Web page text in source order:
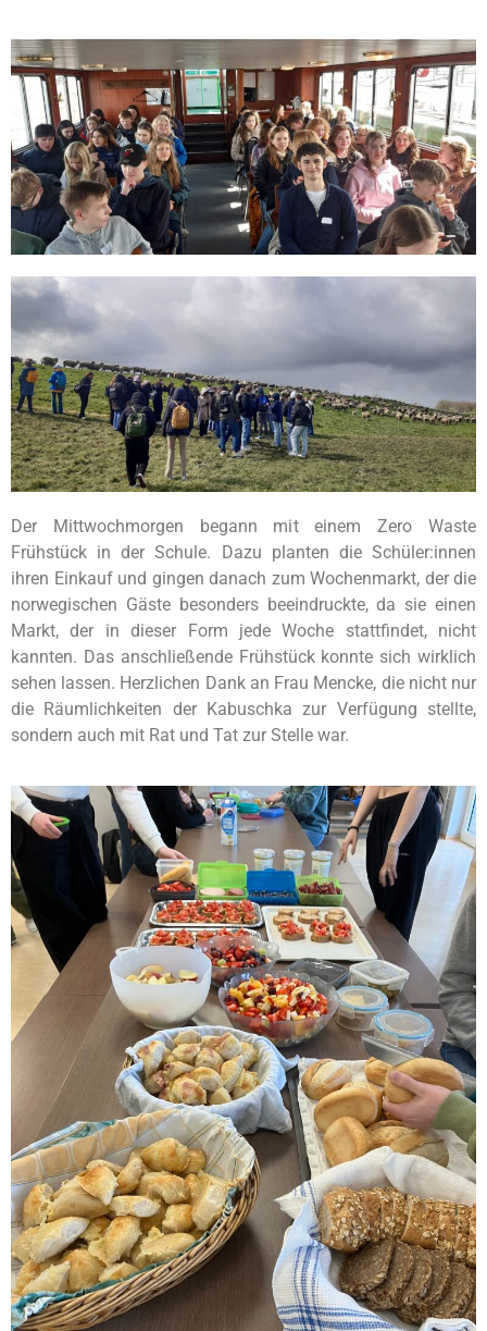
Der Mittwochmorgen begann mit einem Zero Waste
Frühstück in der Schule. Dazu planten die Schüler:innen
ihren Einkauf und gingen danach zum Wochenmarkt, der die
norwegischen Gäste besonders beeindruckte, da sie einen
Markt, der in dieser Form jede Woche stattfindet, nicht
kannten. Das anschließende Frühstück konnte sich wirklich
sehen lassen. Herzlichen Dank an Frau Mencke, die nicht nur
die Räumlichkeiten der Kabuschka zur Verfügung stellte,
sondern auch mit Rat und Tat zur Stelle war.